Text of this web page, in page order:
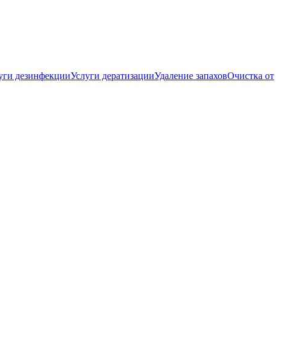
дезинфекцииУслуги дератизацииУдаление запаховОчистка от